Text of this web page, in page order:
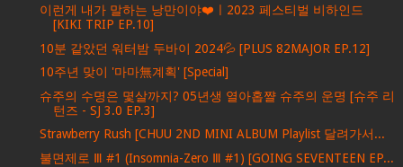
이런게 내가 말하는 낭만이야❤️ㅣ2023 페스티벌 비하인드
[KIKI TRIP EP.10]
10분 같았던 워터밤 두바이 2024💦 [PLUS 82MAJOR EP.12]
10주년 맞이 '마마無계획' [Special]
슈주의 수명은 몇살까지? 05년생 열아홉쨜 슈주의 운명 [슈주 리
턴즈 - SJ 3.0 EP.3]
Strawberry Rush [CHUU 2ND MINI ALBUM Playlist 달려가서...
불면제로 Ⅲ #1 (Insomnia-Zero Ⅲ #1) [GOING SEVENTEEN EP...